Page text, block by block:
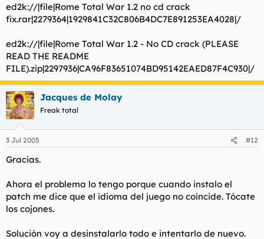
ed2k://|file|Rome Total War 1.2 no cd crack
fix.rar|2279364|1929841C32C806B4DC7E891253EA4028|/
ed2k://|file|Rome Total War 1.2 - No CD crack (PLEASE
READ THE README
FILE).zip|2297936|CA96F83651074BD95142EAED87F4C930|/
Jacques de Molay
Freak total
3 Jul 2005 #12
Gracias.
Ahora el problema lo tengo porque cuando instalo el
patch me dice que el idioma del juego no coincide. Tócate
los cojones.
Solución voy a desinstalarlo todo e intentarlo de nuevo.